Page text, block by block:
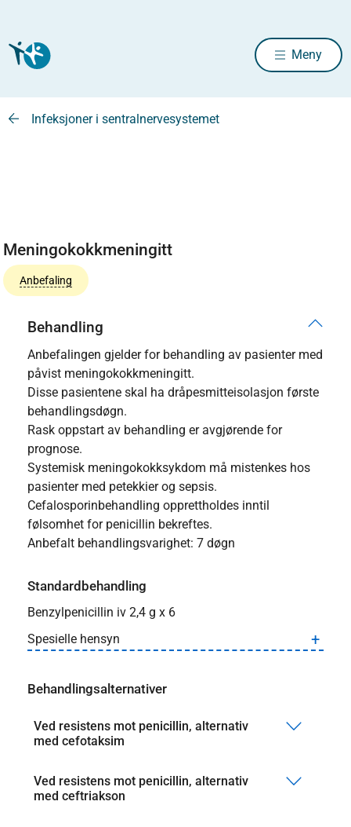
Meny
Infeksjoner i sentralnervesystemet
Meningokokkmeningitt
Anbefaling
Behandling
Anbefalingen gjelder for behandling av pasienter med
påvist meningokokkmeningitt.
Disse pasientene skal ha dråpesmitteisolasjon første
behandlingsdøgn.
Rask oppstart av behandling er avgjørende for
prognose.
Systemisk meningokokksykdom må mistenkes hos
pasienter med petekkier og sepsis.
Cefalosporinbehandling opprettholdes inntil
følsomhet for penicillin bekreftes.
Anbefalt behandlingsvarighet: 7 døgn
Standardbehandling
Benzylpenicillin iv 2,4 g x 6
Spesielle hensyn
Behandlingsalternativer
Ved resistens mot penicillin, alternativ
med cefotaksim
Ved resistens mot penicillin, alternativ
med ceftriakson